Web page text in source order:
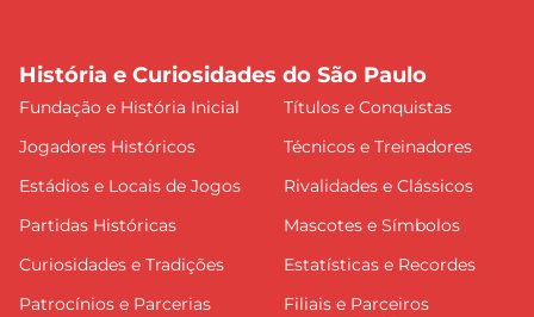
História e Curiosidades do São Paulo
Fundação e História Inicial
Títulos e Conquistas
Jogadores Históricos
Técnicos e Treinadores
Estádios e Locais de Jogos
Rivalidades e Clássicos
Partidas Históricas
Mascotes e Símbolos
Curiosidades e Tradições
Estatísticas e Recordes
Patrocínios e Parcerias
Filiais e Parceiros